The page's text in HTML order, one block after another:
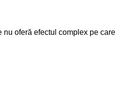
oferă efectul complex pe care